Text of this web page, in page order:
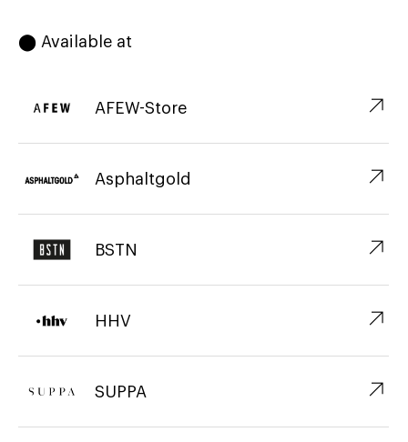
⬤ Available at
AFEW-Store ↗︎
Asphaltgold ↗︎
BSTN ↗︎
HHV ↗︎
SUPPA ↗︎